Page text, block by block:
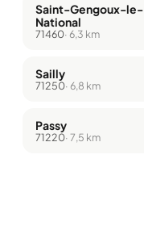
Saint-Gengoux-le-
National
71460· 6,3 km
Sailly
71250· 6,8 km
Passy
71220· 7,5 km